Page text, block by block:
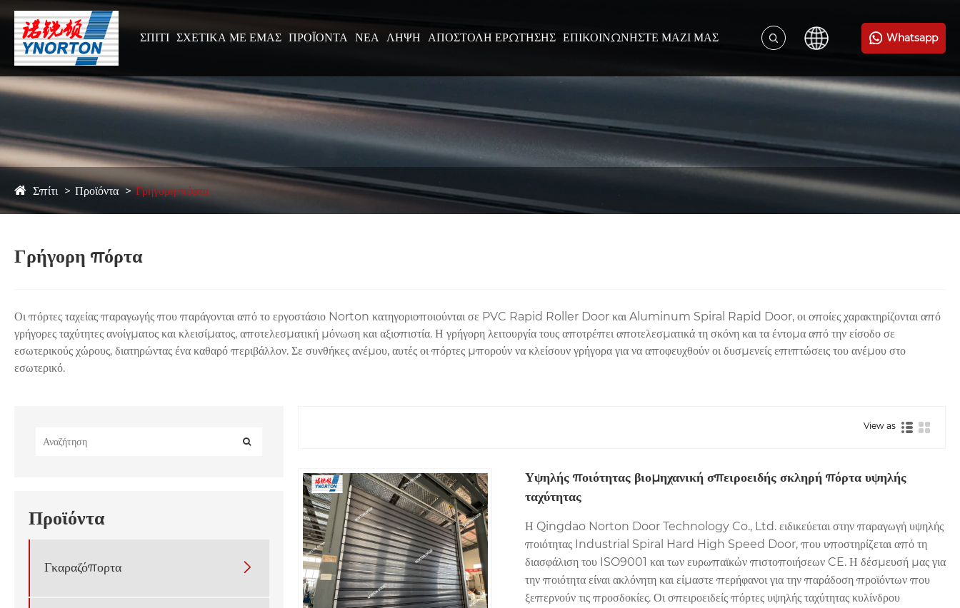
ΣΠΊΤΙ ΣΧΕΤΙΚΆ ΜΕ ΕΜΆΣ ΠΡΟΪΌΝΤΑ ΝΈΑ ΛΉΨΗ ΑΠΟΣΤΟΛΉ ΕΡΏΤΗΣΗΣ ΕΠΙΚΟΙΝΩΝΉΣΤΕ ΜΑΖΊ ΜΑΣ Whatsapp
Σπίτι Προϊόντα Γρήγορη πόρτα
Γρήγορη πόρτα
Οι πόρτες ταχείας παραγωγής που παράγονται από το εργοστάσιο Norton κατηγοριοποιούνται σε PVC Rapid Roller Door και Aluminum Spiral Rapid Door, οι οποίες χαρακτηρίζονται από
γρήγορες ταχύτητες ανοίγματος και κλεισίματος, αποτελεσματική μόνωση και αξιοπιστία. Η γρήγορη λειτουργία τους αποτρέπει αποτελεσματικά τη σκόνη και τα έντομα από την είσοδο σε
εσωτερικούς χώρους, διατηρώντας ένα καθαρό περιβάλλον. Σε συνθήκες ανέμου, αυτές οι πόρτες μπορούν να κλείσουν γρήγορα για να αποφευχθούν οι δυσμενείς επιπτώσεις του ανέμου στο
εσωτερικό.
Προϊόντα
Γκαραζόπορτα 
View as
Υψηλής ποιότητας βιομηχανική σπειροειδής σκληρή πόρτα υψηλής
ταχύτητας
Η Qingdao Norton Door Technology Co., Ltd. ειδικεύεται στην παραγωγή υψηλής
ποιότητας Industrial Spiral Hard High Speed ​​Door, που υποστηρίζεται από τη
διασφάλιση του ISO9001 και των ευρωπαϊκών πιστοποιήσεων CE. Η δέσμευσή μας για
την ποιότητα είναι ακλόνητη και είμαστε περήφανοι για την παράδοση προϊόντων που
ξεπερνούν τις προσδοκίες. Οι σπειροειδείς πόρτες υψηλής ταχύτητας κυλίνδρου